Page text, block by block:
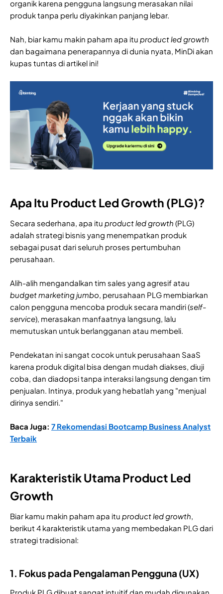
organik karena pengguna langsung merasakan nilai
produk tanpa perlu diyakinkan panjang lebar.
Nah, biar kamu makin paham apa itu product led growth
dan bagaimana penerapannya di dunia nyata, MinDi akan
kupas tuntas di artikel ini!
Apa Itu Product Led Growth (PLG)?
Secara sederhana, apa itu product led growth (PLG)
adalah strategi bisnis yang menempatkan produk
sebagai pusat dari seluruh proses pertumbuhan
perusahaan.
Alih-alih mengandalkan tim sales yang agresif atau
budget marketing jumbo, perusahaan PLG membiarkan
calon pengguna mencoba produk secara mandiri (self-
service), merasakan manfaatnya langsung, lalu
memutuskan untuk berlangganan atau membeli.
Pendekatan ini sangat cocok untuk perusahaan SaaS
karena produk digital bisa dengan mudah diakses, diuji
coba, dan diadopsi tanpa interaksi langsung dengan tim
penjualan. Intinya, produk yang hebatlah yang "menjual
dirinya sendiri."
Baca Juga: 7 Rekomendasi Bootcamp Business Analyst
Terbaik
Karakteristik Utama Product Led
Growth
Biar kamu makin paham apa itu product led growth,
berikut 4 karakteristik utama yang membedakan PLG dari
strategi tradisional:
1. Fokus pada Pengalaman Pengguna (UX)